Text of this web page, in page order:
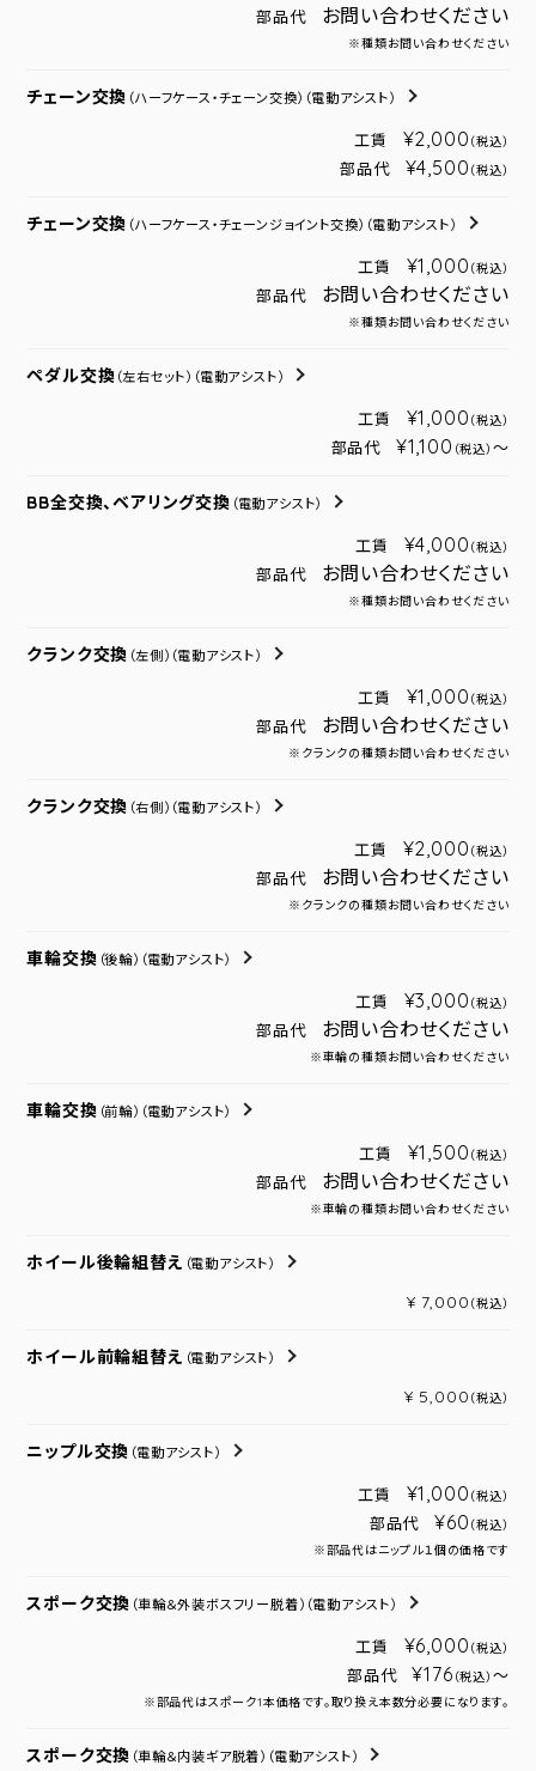
部品代 お問い合わせください
※種類お問い合わせください
チェーン交換 （ハーフケース・チェーン交換） （電動アシスト）
工賃 ¥2,000 （税込）
部品代 ¥4,500 （税込）
チェーン交換 （ハーフケース・チェーンジョイント交換） （電動アシスト）
工賃 ¥1,000 （税込）
部品代 お問い合わせください
※種類お問い合わせください
ペダル交換 （左右セット） （電動アシスト）
工賃 ¥1,000 （税込）
部品代 ¥1,100 （税込） ～
BB全交換、ベアリング交換 （電動アシスト）
工賃 ¥4,000 （税込）
部品代 お問い合わせください
※種類お問い合わせください
クランク交換 （左側） （電動アシスト）
工賃 ¥1,000 （税込）
部品代 お問い合わせください
※クランクの種類お問い合わせください
クランク交換 （右側） （電動アシスト）
工賃 ¥2,000 （税込）
部品代 お問い合わせください
※クランクの種類お問い合わせください
車輪交換 （後輪） （電動アシスト）
工賃 ¥3,000 （税込）
部品代 お問い合わせください
※車輪の種類お問い合わせください
車輪交換 （前輪） （電動アシスト）
工賃 ¥1,500 （税込）
部品代 お問い合わせください
※車輪の種類お問い合わせください
ホイール後輪組替え （電動アシスト）
¥ 7,000 （税込）
ホイール前輪組替え （電動アシスト）
¥ 5,000 （税込）
ニップル交換 （電動アシスト）
工賃 ¥1,000 （税込）
部品代 ¥60 （税込）
※部品代はニップル１個の価格です
スポーク交換 （車輪＆外装ボスフリー脱着） （電動アシスト）
工賃 ¥6,000 （税込）
部品代 ¥176 （税込） ～
※部品代はスポーク1本価格です。取り換え本数分必要になります。
スポーク交換 （車輪＆内装ギア脱着） （電動アシスト）